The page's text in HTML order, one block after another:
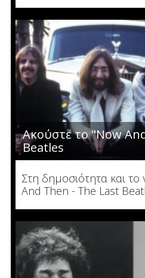
Ακούστε το "Now
Beatles
Στη δημοσιότητα και το
And Then - The Last